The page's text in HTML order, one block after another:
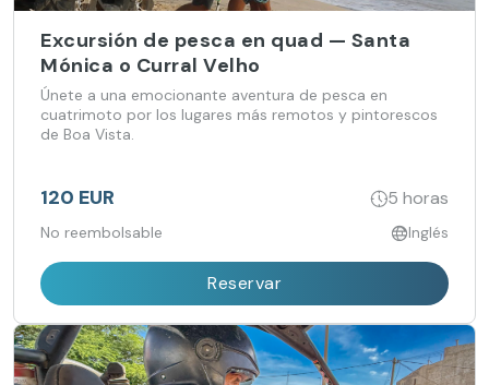
Excursión de pesca en quad — Santa
Mónica o Curral Velho
Únete a una emocionante aventura de pesca en
cuatrimoto por los lugares más remotos y pintorescos
de Boa Vista.
120 EUR 5 horas
No reembolsable Inglés
Reservar